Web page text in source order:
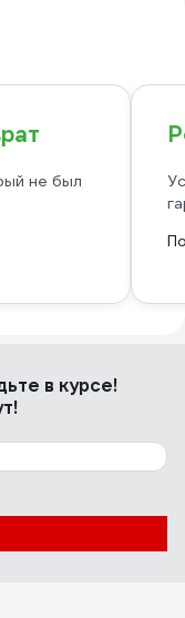
не был
в курсе!